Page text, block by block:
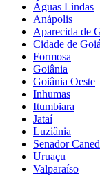
Águas Lindas
Anápolis
Aparecida de
Cidade de
Formosa
Goiânia
Goiânia Oeste
Inhumas
Itumbiara
Jataí
Luziânia
Senador
Uruaçu
Valparaíso